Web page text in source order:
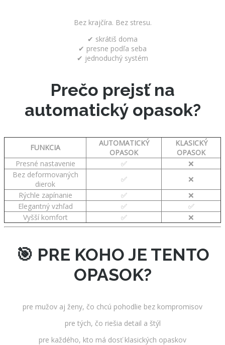
Bez krajčíra. Bez stresu.
✔ skrátiš doma
✔ presne podľa seba
✔ jednoduchý systém
Prečo prejsť na
automatický opasok?
FUNKCIA
AUTOMATICKÝ
OPASOK
KLASICKÝ
OPASOK
Presné nastavenie
✅
❌
Bez deformovaných
dierok
✅
❌
Rýchle zapínanie
✅
❌
Elegantný vzhľad
✅
✅
Vyšší komfort
✅ ❌
🎯 PRE KOHO JE TENTO
OPASOK?
pre mužov aj ženy, čo chcú pohodlie bez kompromisov
pre tých, čo riešia detail a štýl
pre každého, kto má dosť klasických opaskov